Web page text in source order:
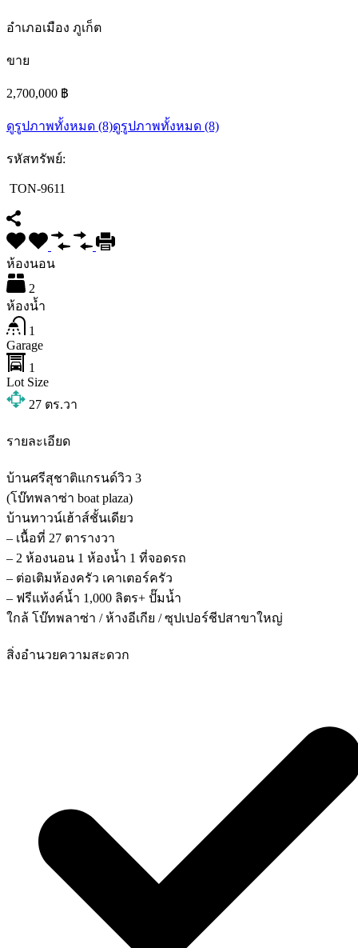
อำเภอเมือง ภูเก็ต
ขาย
2,700,000 ฿
ดูรูปภาพทั้งหมด (8)ดูรูปภาพทั้งหมด (8)
รหัสทรัพย์:
TON-9611
ห้องนอน
2
ห้องน้ำ
1
Garage
1
Lot Size
27 ตร.วา
รายละเอียด
บ้านศรีสุชาติแกรนด์วิว 3
(โบ๊ทพลาซ่า boat plaza)
บ้านทาวน์เฮ้าส์ชั้นเดียว
– เนื้อที่ 27 ตารางวา
– 2 ห้องนอน 1 ห้องน้ำ 1 ที่จอดรถ
– ต่อเติมห้องครัว เคาเตอร์ครัว
– ฟรีแท้งค์น้ำ 1,000 ลิตร+ ปั๊มน้ำ
ใกล้ โบ๊ทพลาซ่า / ห้างอีเกีย / ซุปเปอร์ชีปสาขาใหญ่
สิ่งอำนวยความสะดวก